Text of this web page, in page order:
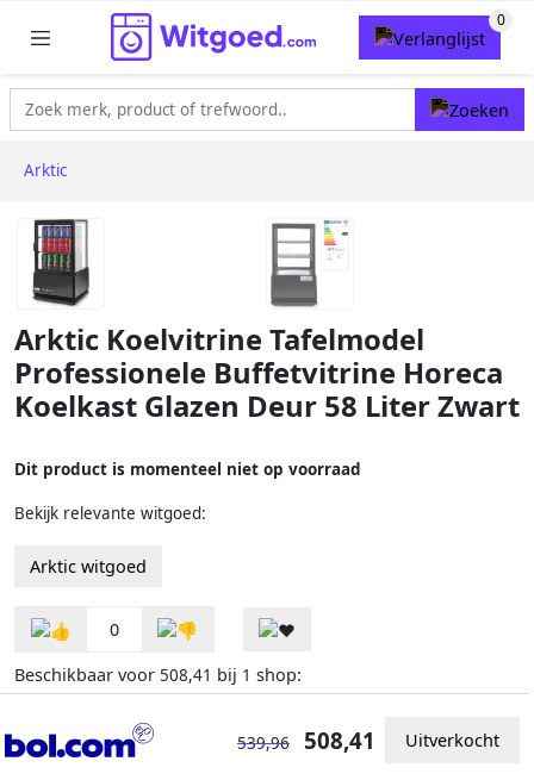
Arktic
Arktic Koelvitrine Tafelmodel
Professionele Buffetvitrine Horeca
Koelkast Glazen Deur 58 Liter Zwart
Dit product is momenteel niet op voorraad
Bekijk relevante witgoed:
Arktic witgoed
0
Beschikbaar voor 508,41 bij 1 shop:
539,96 508,41 Uitverkocht